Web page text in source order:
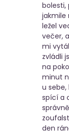
bolesti,
jakmile
ležel
večer,
mi
zvládli
na
minut
u
spící a
den